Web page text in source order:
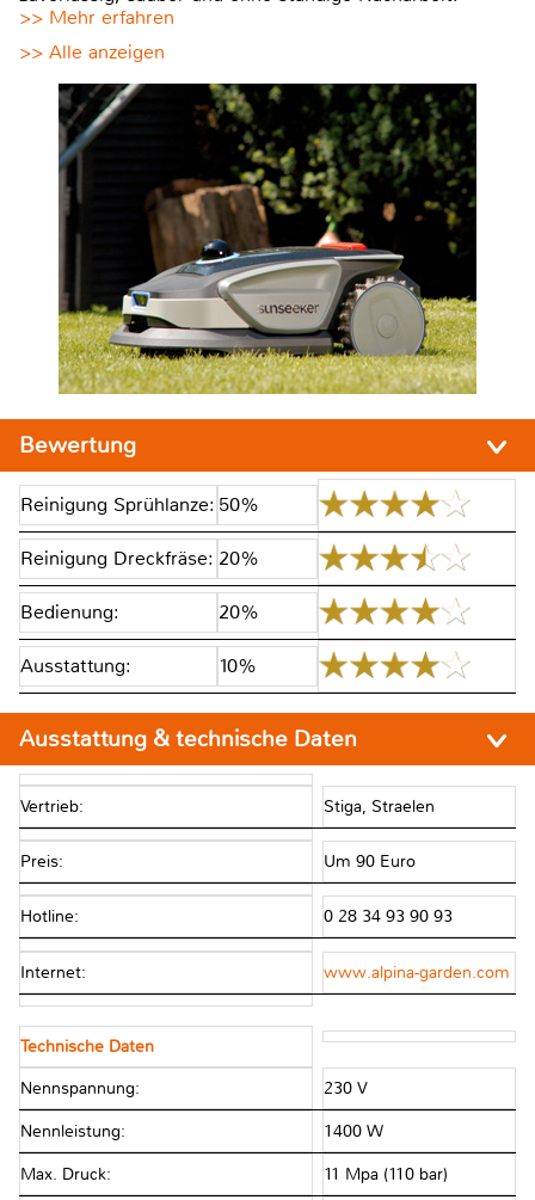
>> Mehr erfahren
>> Alle anzeigen
Bewertung
Reinigung Sprühlanze: 50%
Reinigung Dreckfräse: 20%
Bedienung: 20%
Ausstattung: 10%
Ausstattung & technische Daten
Vertrieb: Stiga, Straelen
Preis: Um 90 Euro
Hotline: 0 28 34 93 90 93
Internet: www.alpina-garden.com
Technische Daten
Nennspannung: 230 V
Nennleistung: 1400 W
Max. Druck: 11 Mpa (110 bar)